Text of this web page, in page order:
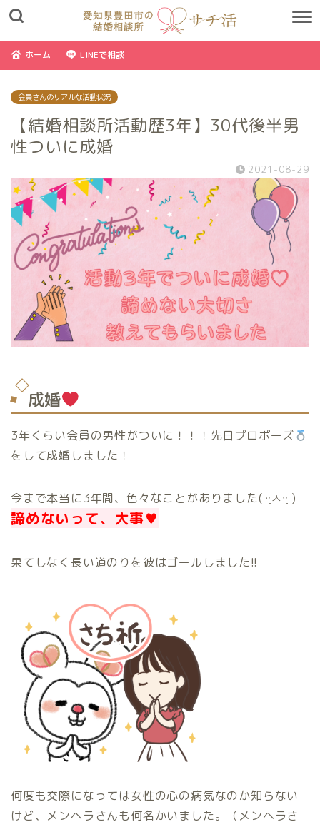
ホーム LINEで相談
会員さんのリアルな活動状況
【結婚相談所活動歴3年】30代後半男
性ついに成婚
2021-08-29
成婚
3年くらい会員の男性がついに！！！先日プロポーズ
をして成婚しました！
今まで本当に3年間、色々なことがありました( ᵕ̩̩ㅅᵕ̩̩ )
諦めないって、大事♥️
果てしなく長い道のりを彼はゴールしました!!
何度も交際になっては女性の心の病気なのか知らない
けど、メンヘラさんも何名かいました。（メンヘラさ